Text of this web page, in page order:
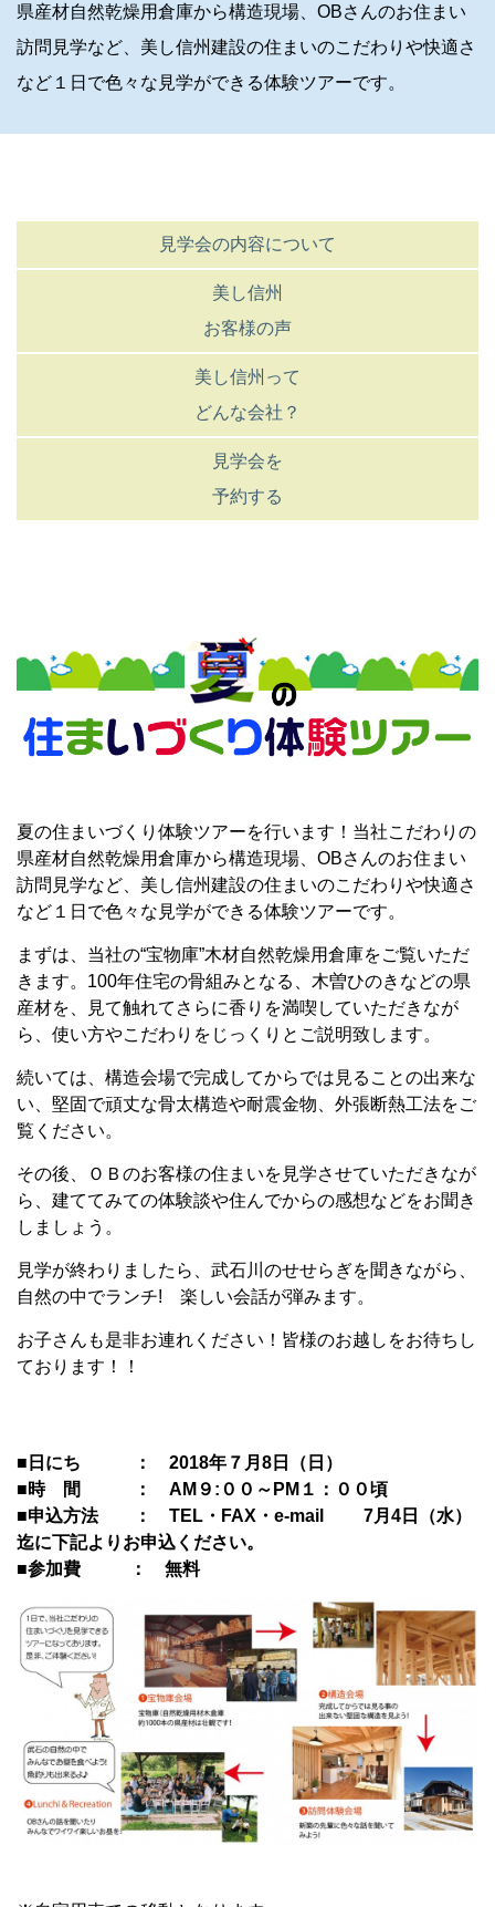
県産材自然乾燥用倉庫から構造現場、OBさんのお住まい
訪問見学など、美し信州建設の住まいのこだわりや快適さ
など１日で色々な見学ができる体験ツアーです。
見学会の内容について
美し信州
お客様の声
美し信州って
どんな会社？
見学会を
予約する
夏の住まいづくり体験ツアーを行います！当社こだわりの
県産材自然乾燥用倉庫から構造現場、OBさんのお住まい
訪問見学など、美し信州建設の住まいのこだわりや快適さ
など１日で色々な見学ができる体験ツアーです。
まずは、当社の“宝物庫”木材自然乾燥用倉庫をご覧いただ
きます。100年住宅の骨組みとなる、木曽ひのきなどの県
産材を、見て触れてさらに香りを満喫していただきなが
ら、使い方やこだわりをじっくりとご説明致します。
続いては、構造会場で完成してからでは見ることの出来な
い、堅固で頑丈な骨太構造や耐震金物、外張断熱工法をご
覧ください。
その後、ＯＢのお客様の住まいを見学させていただきなが
ら、建ててみての体験談や住んでからの感想などをお聞き
しましょう。
見学が終わりましたら、武石川のせせらぎを聞きながら、
自然の中でランチ! 楽しい会話が弾みます。
お子さんも是非お連れください！皆様のお越しをお待ちし
ております！！
■日にち ： 2018年７月8日（日）
■時 間 ： AM９:００～PM１：００頃
■申込方法 ： TEL・FAX・e-mail 7月4日（水）
迄に下記よりお申込ください。
■参加費 ： 無料